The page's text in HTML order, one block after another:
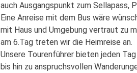
auch Ausgangspunkt zum Sellapass,
Eine Anreise mit dem Bus wäre
mit Haus und Umgebung vertraut zu
am 6.Tag treten wir die Heimreise an.
Unsere Tourenführer bieten jeden
bis hin zu anspruchsvollen